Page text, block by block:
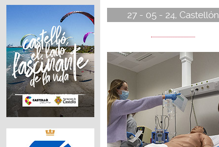
27 - 05 - 24, Castellón